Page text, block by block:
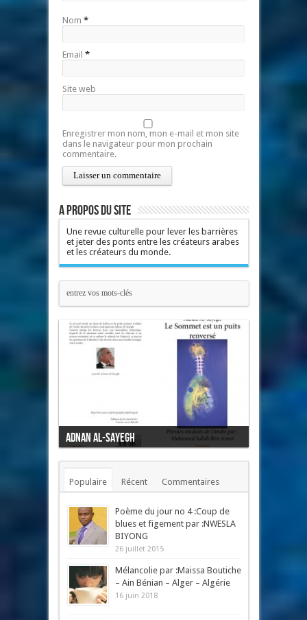
Nom *
Email *
Site web
Enregistrer mon nom, mon e-mail et mon site
dans le navigateur pour mon prochain
commentaire.
A propos du site
Une revue culturelle pour lever les barrières
et jeter des ponts entre les créateurs arabes
et les créateurs du monde.
Adnan Al-Sayegh
Mon cœur l'oiseau
Populaire Récent Commentaires
Mots-clés
Poème du jour no 4 :Coup de
blues et figement par :NWESLA
BIYONG
26 juillet 2015
Mélancolie par :Maissa Boutiche
– Ain Bénian – Alger – Algérie
16 juin 2018